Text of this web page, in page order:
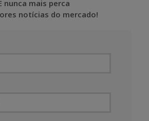
nunca mais perca
notícias do mercado!